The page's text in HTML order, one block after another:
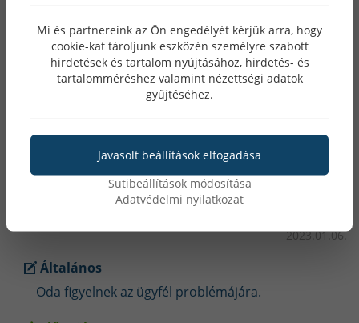
2023.02.09.
Hasznosnak tartotta ezt a véleményt?
Pipoly Zsolt
2023.01.06.
Általános
Oda figyelnek az ügyfél problémájára.
Mi és partnereink az Ön engedélyét kérjük arra, hogy
cookie-kat tároljunk eszközén személyre szabott
hirdetések és tartalom nyújtásához, hirdetés- és
tartalomméréshez valamint nézettségi adatok
gyűjtéséhez.
Javasolt beállítások elfogadása
Sütibeállítások módosítása
Adatvédelmi nyilatkozat